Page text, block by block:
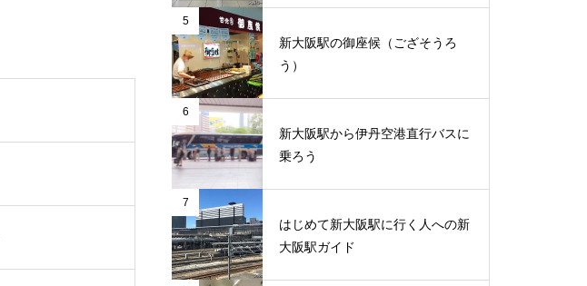
5
新大阪駅の御座候（ござそうろ
う）
6
新大阪駅から伊丹空港直行バスに
乗ろう
7
はじめて新大阪駅に行く人への新
大阪駅ガイド